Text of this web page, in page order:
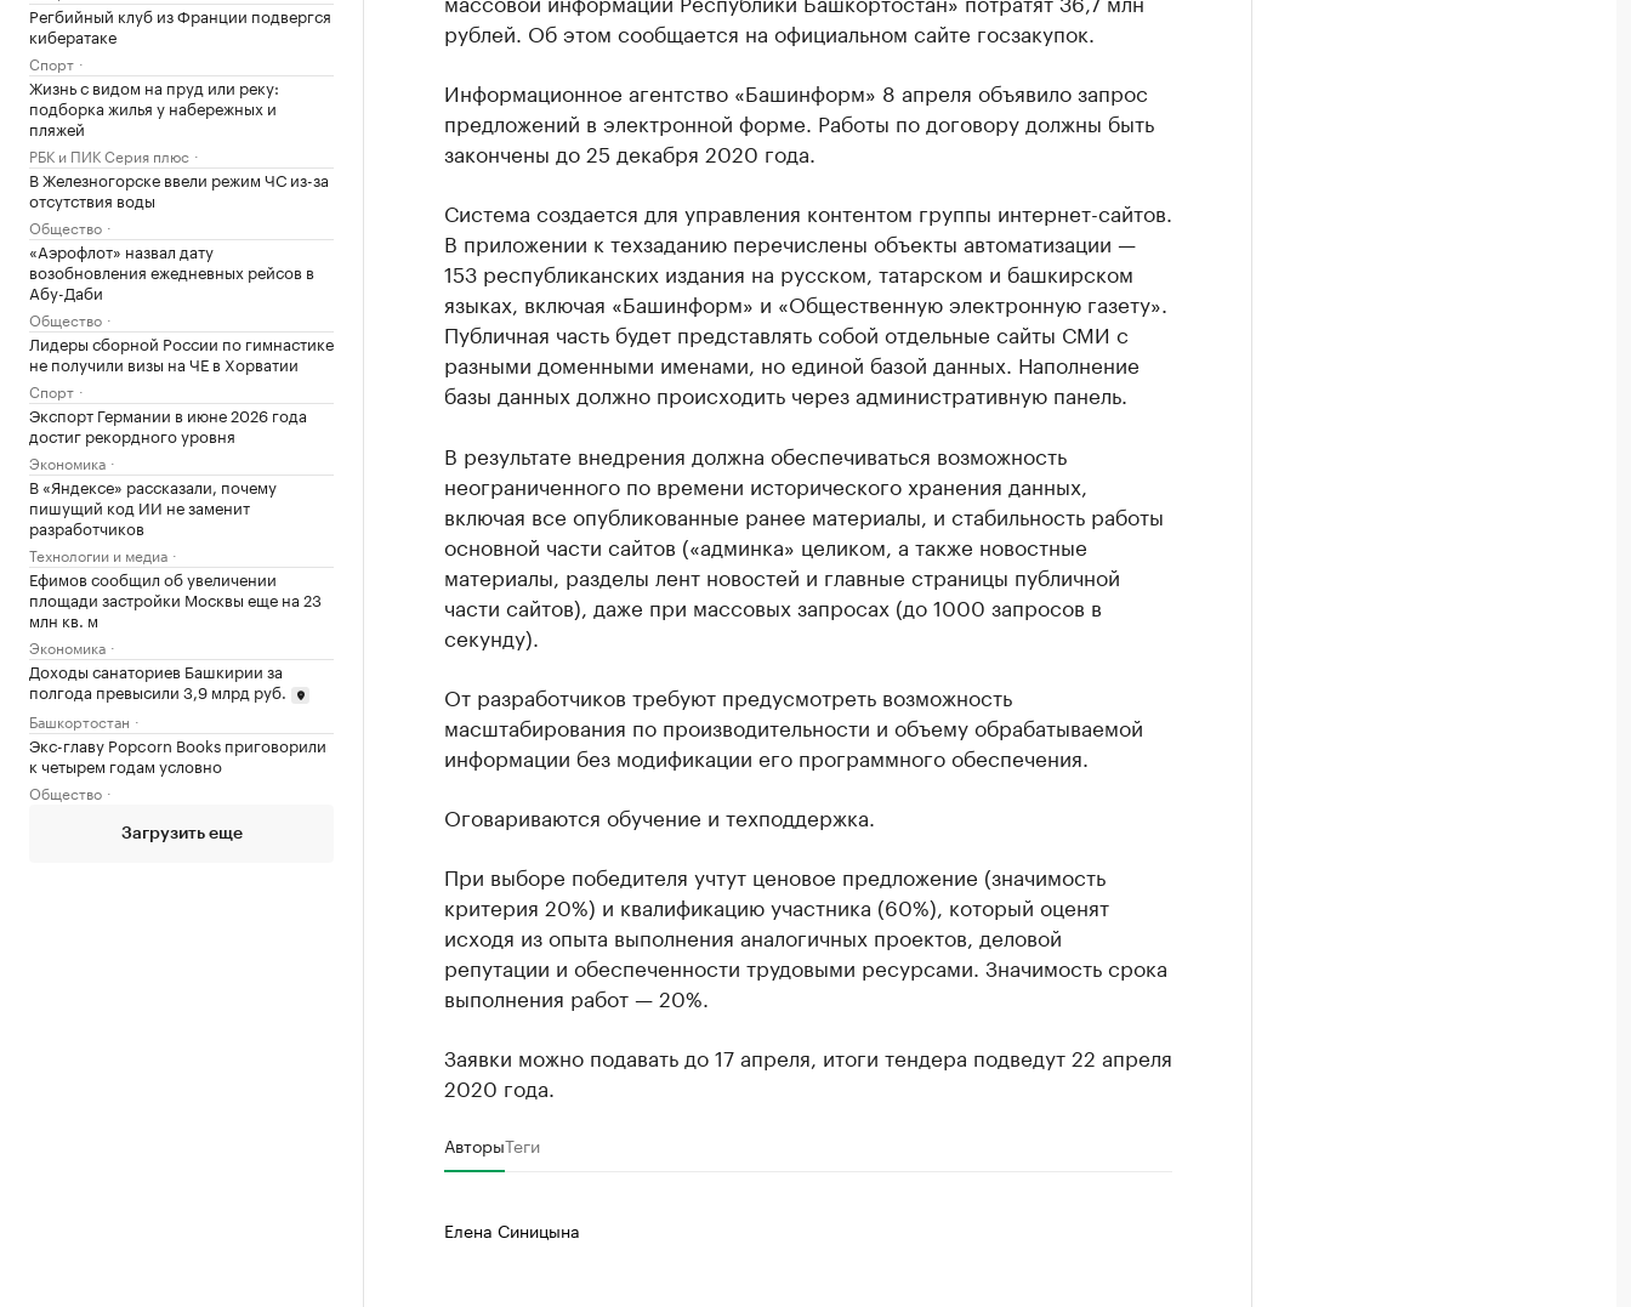
Регбийный клуб из Франции подвергся
кибератаке
Спорт
Жизнь с видом на пруд или реку:
подборка жилья у набережных и
пляжей
РБК и ПИК Серия плюс
В Железногорске ввели режим ЧС из-за
отсутствия воды
Общество
«Аэрофлот» назвал дату
возобновления ежедневных рейсов в
Абу-Даби
Общество
Лидеры сборной России по гимнастике
не получили визы на ЧЕ в Хорватии
Спорт
Экспорт Германии в июне 2026 года
достиг рекордного уровня
Экономика
В «Яндексе» рассказали, почему
пишущий код ИИ не заменит
разработчиков
Технологии и медиа
Ефимов сообщил об увеличении
площади застройки Москвы еще на 23
млн кв. м
Экономика
Доходы санаториев Башкирии за
полгода превысили 3,9 млрд руб.
Башкортостан
Экс-главу Popcorn Books приговорили
к четырем годам условно
Общество
Загрузить еще
рублей. Об этом сообщается на официальном сайте госзакупок.
Информационное агентство «Башинформ» 8 апреля объявило запрос
предложений в электронной форме. Работы по договору должны быть
закончены до 25 декабря 2020 года.
Система создается для управления контентом группы интернет-сайтов.
В приложении к техзаданию перечислены объекты автоматизации —
153 республиканских издания на русском, татарском и башкирском
языках, включая «Башинформ» и «Общественную электронную газету».
Публичная часть будет представлять собой отдельные сайты СМИ с
разными доменными именами, но единой базой данных. Наполнение
базы данных должно происходить через административную панель.
В результате внедрения должна обеспечиваться возможность
неограниченного по времени исторического хранения данных,
включая все опубликованные ранее материалы, и стабильность работы
основной части сайтов («админка» целиком, а также новостные
материалы, разделы лент новостей и главные страницы публичной
части сайтов), даже при массовых запросах (до 1000 запросов в
секунду).
От разработчиков требуют предусмотреть возможность
масштабирования по производительности и объему обрабатываемой
информации без модификации его программного обеспечения.
Оговариваются обучение и техподдержка.
При выборе победителя учтут ценовое предложение (значимость
критерия 20%) и квалификацию участника (60%), который оценят
исходя из опыта выполнения аналогичных проектов, деловой
репутации и обеспеченности трудовыми ресурсами. Значимость срока
выполнения работ — 20%.
Заявки можно подавать до 17 апреля, итоги тендера подведут 22 апреля
2020 года.
АвторыТеги
Елена Синицына